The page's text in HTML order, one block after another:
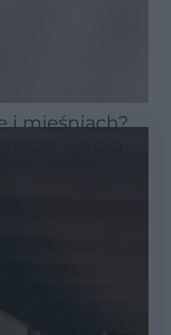
i mięśniach?